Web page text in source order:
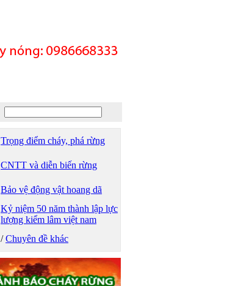
Trọng điểm cháy, phá rừng
CNTT và diễn biến rừng
Bảo vệ động vật hoang dã
Kỷ niệm 50 năm thành lập lực
lượng kiểm lâm việt nam
/Chuyên đề khác